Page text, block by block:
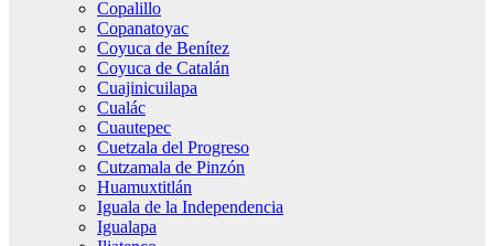
Copalillo
Copanatoyac
Coyuca de Benítez
Coyuca de Catalán
Cuajinicuilapa
Cualác
Cuautepec
Cuetzala del Progreso
Cutzamala de Pinzón
Huamuxtitlán
Iguala de la Independencia
Igualapa